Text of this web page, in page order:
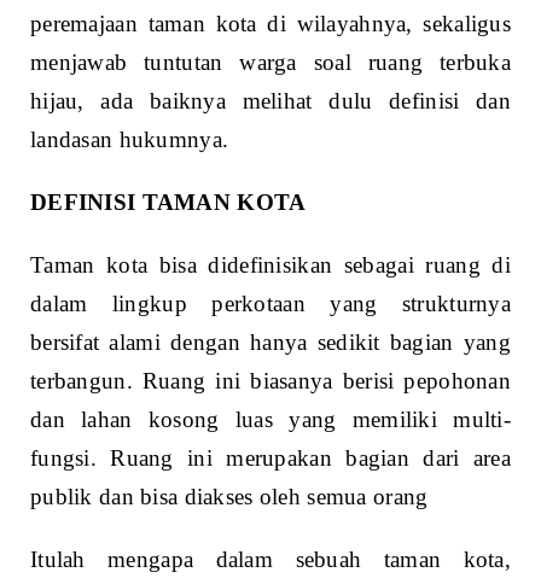
peremajaan taman kota di wilayahnya, sekaligus
menjawab tuntutan warga soal ruang terbuka
hijau, ada baiknya melihat dulu definisi dan
landasan hukumnya.
DEFINISI TAMAN KOTA
Taman kota bisa didefinisikan sebagai ruang di
dalam lingkup perkotaan yang strukturnya
bersifat alami dengan hanya sedikit bagian yang
terbangun. Ruang ini biasanya berisi pepohonan
dan lahan kosong luas yang memiliki multi-
fungsi. Ruang ini merupakan bagian dari area
publik dan bisa diakses oleh semua orang
Itulah mengapa dalam sebuah taman kota,